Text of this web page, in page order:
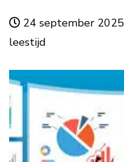
24 september 2025
leestijd